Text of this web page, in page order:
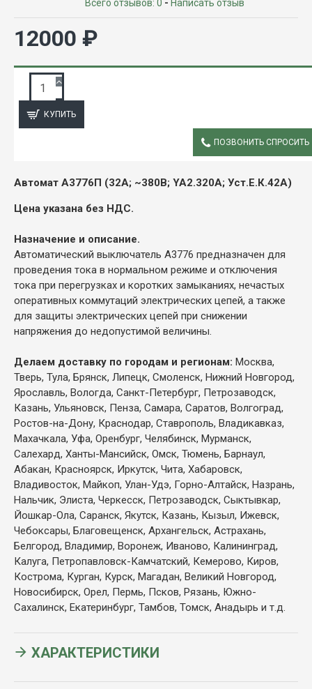
Всего отзывов: 0 - Написать отзыв
12000 ₽
КУПИТЬ
ПОЗВОНИТЬ СПРОСИТЬ
Автомат А3776П (32А; ~380В; YA2.320А; Уст.Е.К.42А)
Цена указана без НДС.
Назначение и описание.
Автоматический выключатель А3776 предназначен для
проведения тока в нормальном режиме и отключения
тока при перегрузках и коротких замыканиях, нечастых
оперативных коммутаций электрических цепей, а также
для защиты электрических цепей при снижении
напряжения до недопустимой величины.
Делаем доставку по городам и регионам: Москва,
Тверь, Тула, Брянск, Липецк, Смоленск, Нижний Новгород,
Ярославль, Вологда, Санкт-Петербург, Петрозаводск,
Казань, Ульяновск, Пенза, Самара, Саратов, Волгоград,
Ростов-на-Дону, Краснодар, Ставрополь, Владикавказ,
Махачкала, Уфа, Оренбург, Челябинск, Мурманск,
Салехард, Ханты-Мансийск, Омск, Тюмень, Барнаул,
Абакан, Красноярск, Иркутск, Чита, Хабаровск,
Владивосток, Майкоп, Улан-Удэ, Горно-Алтайск, Назрань,
Нальчик, Элиста, Черкесск, Петрозаводск, Сыктывкар,
Йошкар-Ола, Саранск, Якутск, Казань, Кызыл, Ижевск,
Чебоксары, Благовещенск, Архангельск, Астрахань,
Белгород, Владимир, Воронеж, Иваново, Калининград,
Калуга, Петропавловск-Камчатский, Кемерово, Киров,
Кострома, Курган, Курск, Магадан, Великий Новгород,
Новосибирск, Орел, Пермь, Псков, Рязань, Южно-
Сахалинск, Екатеринбург, Тамбов, Томск, Анадырь и т.д.
ХАРАКТЕРИСТИКИ